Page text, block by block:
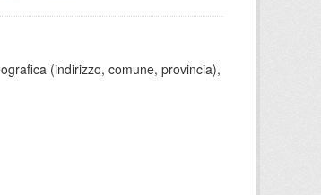
(indirizzo, comune, provincia),